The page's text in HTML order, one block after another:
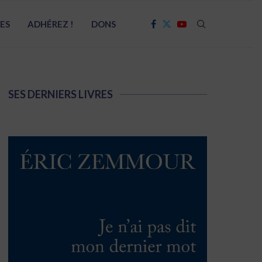
ADHÉREZ ! DONS
SES DERNIERS LIVRES